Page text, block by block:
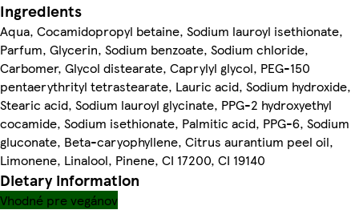
Ingredients
Aqua, Cocamidopropyl betaine, Sodium lauroyl isethionate,
Parfum, Glycerin, Sodium benzoate, Sodium chloride,
Carbomer, Glycol distearate, Caprylyl glycol, PEG-150
pentaerythrityl tetrastearate, Lauric acid, Sodium hydroxide,
Stearic acid, Sodium lauroyl glycinate, PPG-2 hydroxyethyl
cocamide, Sodium isethionate, Palmitic acid, PPG-6, Sodium
gluconate, Beta-caryophyllene, Citrus aurantium peel oil,
Limonene, Linalool, Pinene, CI 17200, CI 19140
Dietary information
Vhodné pre vegánov